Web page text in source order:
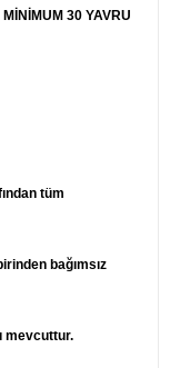
30 YAVRU
tüm
bağımsız
mevcuttur.